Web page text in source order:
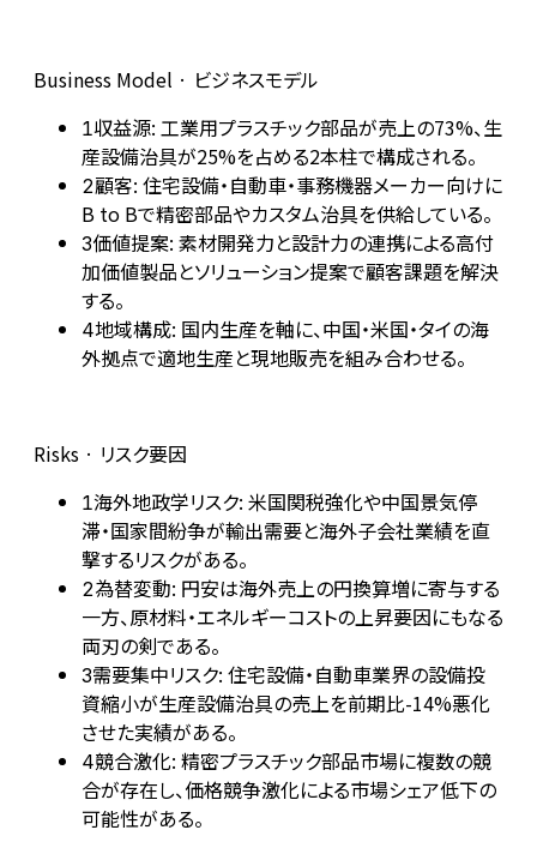
Business Model · ビジネスモデル
1収益源: 工業用プラスチック部品が売上の73%、生
産設備治具が25%を占める2本柱で構成される。
2顧客: 住宅設備・自動車・事務機器メーカー向けに
B to Bで精密部品やカスタム治具を供給している。
3価値提案: 素材開発力と設計力の連携による高付
加価値製品とソリューション提案で顧客課題を解決
する。
4地域構成: 国内生産を軸に、中国・米国・タイの海
外拠点で適地生産と現地販売を組み合わせる。
Risks · リスク要因
1海外地政学リスク: 米国関税強化や中国景気停
滞・国家間紛争が輸出需要と海外子会社業績を直
撃するリスクがある。
2為替変動: 円安は海外売上の円換算増に寄与する
一方、原材料・エネルギーコストの上昇要因にもなる
両刃の剣である。
3需要集中リスク: 住宅設備・自動車業界の設備投
資縮小が生産設備治具の売上を前期比-14%悪化
させた実績がある。
4競合激化: 精密プラスチック部品市場に複数の競
合が存在し、価格競争激化による市場シェア低下の
可能性がある。